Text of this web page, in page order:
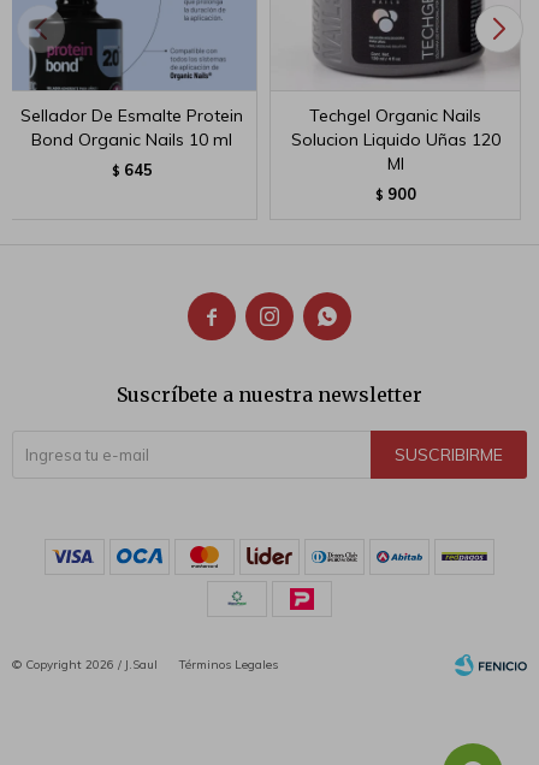
Sellador De Esmalte Protein
Bond Organic Nails 10 ml
$ 645
Techgel Organic Nails
Solucion Liquido Uñas 120
Ml
$ 900
  
Suscríbete a nuestra newsletter
SUSCRIBIRME
© Copyright 2026 / J.Saul Términos Legales